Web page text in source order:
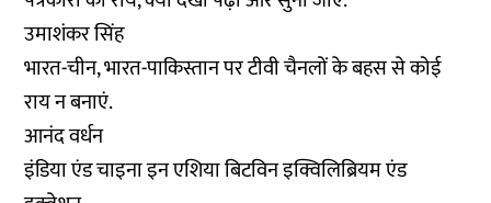
उमाशंकर सिंह
भारत-चीन, भारत-पाकिस्तान पर टीवी चैनलों के बहस से कोई
राय न बनाएं.
आनंद वर्धन
इंडिया एंड चाइना इन एशिया बिटविन इक्विलिब्रियम एंड